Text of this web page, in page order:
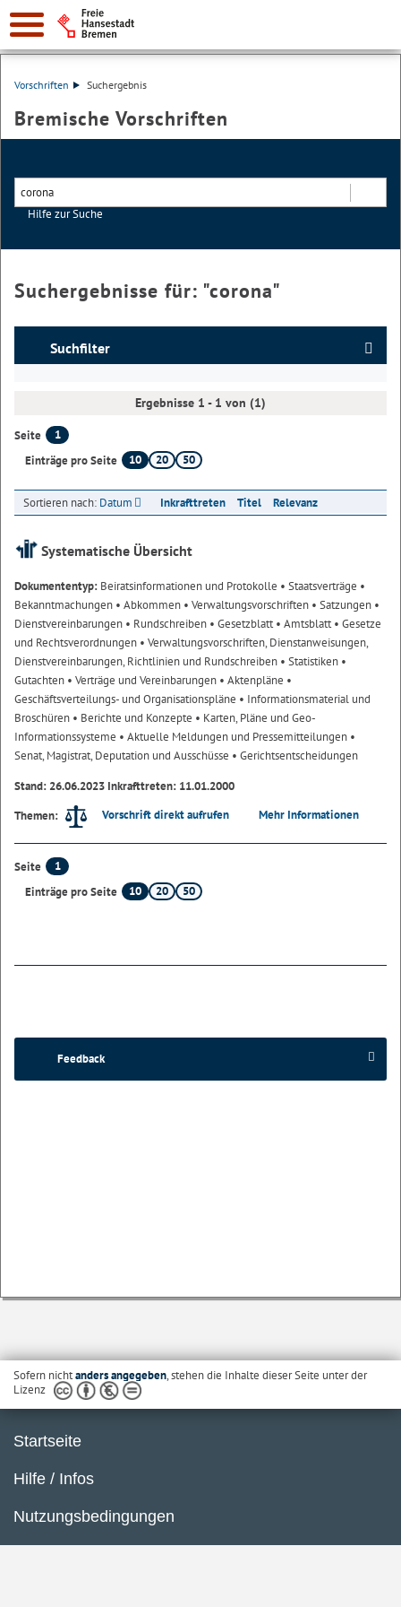
Vorschriften Suchergebnis
Bremische Vorschriften
Hilfe zur Suche
Suchergebnisse für: "corona"
Suchfilter
Ergebnisse 1 - 1 von (1)
Seite
1
Einträge pro Seite
10 20 50
Sortieren nach: Datum Inkrafttreten Titel Relevanz
Systematische Übersicht
Dokumententyp: Beiratsinformationen und Protokolle • Staatsverträge •
Bekanntmachungen • Abkommen • Verwaltungsvorschriften • Satzungen •
Dienstvereinbarungen • Rundschreiben • Gesetzblatt• Amtsblatt• Gesetze
und Rechtsverordnungen • Verwaltungsvorschriften, Dienstanweisungen,
Dienstvereinbarungen, Richtlinien und Rundschreiben • Statistiken •
Gutachten • Verträge und Vereinbarungen • Aktenpläne •
Geschäftsverteilungs- und Organisationspläne • Informationsmaterial und
Broschüren • Berichte und Konzepte • Karten, Pläne und Geo-
Informationssysteme • Aktuelle Meldungen und Pressemitteilungen •
Senat, Magistrat, Deputation und Ausschüsse • Gerichtsentscheidungen
Stand: 26.06.2023 Inkrafttreten: 11.01.2000
Themen:
Vorschrift direkt aufrufen Mehr Informationen
Seite
1
Einträge pro Seite
10 20 50
Feedback
Sofern nichtanders angegeben, stehen die Inhalte dieser Seite unter der
Lizenz
Startseite
Hilfe / Infos
Nutzungsbedingungen